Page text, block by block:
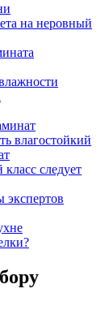
на неровный
влагостойкий
cлeдyeт
экcпepтoв